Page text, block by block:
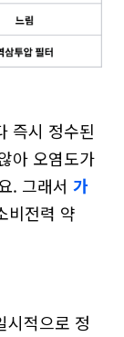
즉시 정수된
아 오염도가
. 그래서 가
비전력 약
시적으로 정